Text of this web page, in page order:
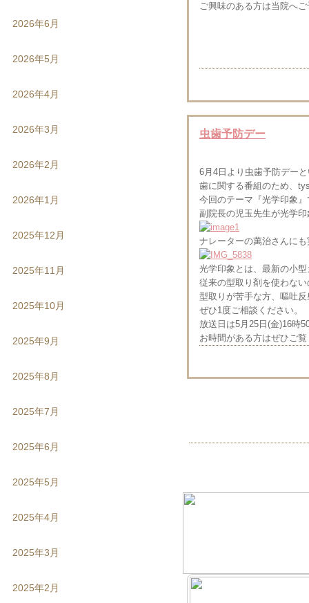
ご興味のある方は当院へ
虫歯予防デー
6月4日より虫歯予防デー
歯に関する番組のため、
今回のテーマ『光学印象』
副院長の児玉先生が光学
ナレーターの萬治さんに
光学印象とは、最新の小
従来の型取り剤を使わな
型取りが苦手な方、嘔吐
ぜひ1度ご相談ください。
放送日は5月25日(金)16時
お時間がある方はぜひご
2026年6月
2026年5月
2026年4月
2026年3月
2026年2月
2026年1月
2025年12月
2025年11月
2025年10月
2025年9月
2025年8月
2025年7月
2025年6月
2025年5月
2025年4月
2025年3月
2025年2月